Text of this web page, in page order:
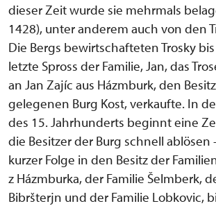
dieser Zeit wurde sie mehrmals
1428), unter anderem auch von den
Die Bergs bewirtschafteten Trosky
letzte Spross der Familie, Jan, das
an Jan Zajíc aus Házmburk, den
gelegenen Burg Kost, verkaufte. In
des 15. Jahrhunderts beginnt eine
die Besitzer der Burg schnell ablösen
kurzer Folge in den Besitz der
z Házmburka, der Familie Šelmberk,
Bibršterjn und der Familie Lobkovic,